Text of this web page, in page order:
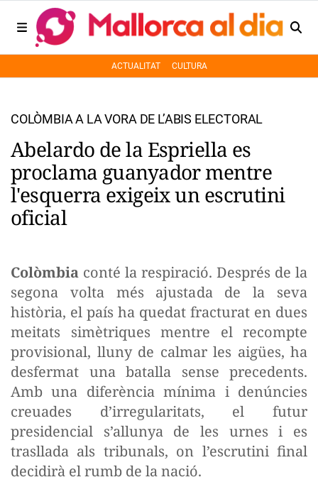
ACTUALITAT CULTURA
COLÒMBIA A LA VORA DE L’ABIS ELECTORAL
Abelardo de la Espriella es
proclama guanyador mentre
l'esquerra exigeix un escrutini
oficial
Colòmbia conté la respiració. Després de la
segona volta més ajustada de la seva
història, el país ha quedat fracturat en dues
meitats simètriques mentre el recompte
provisional, lluny de calmar les aigües, ha
desfermat una batalla sense precedents.
Amb una diferència mínima i denúncies
creuades d’irregularitats, el futur
presidencial s’allunya de les urnes i es
trasllada als tribunals, on l’escrutini final
decidirà el rumb de la nació.